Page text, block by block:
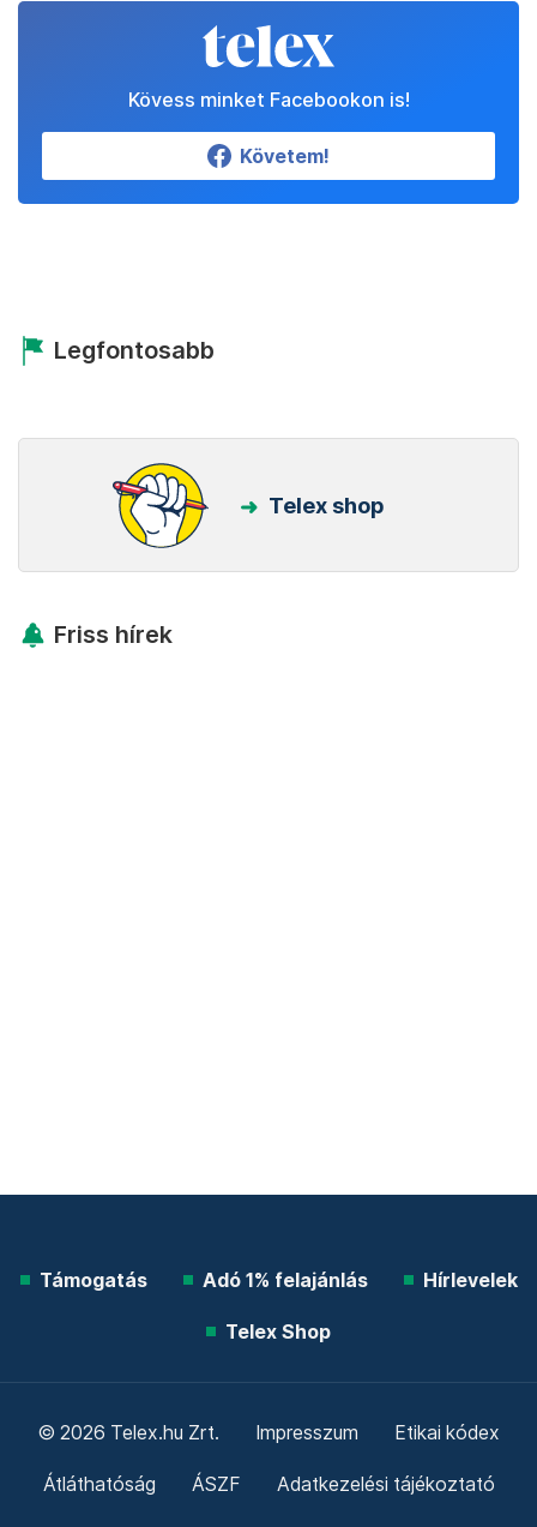
Kövess minket Facebookon is!
Követem!
Legfontosabb
Telex shop
Friss hírek
Támogatás Adó 1% felajánlás Hírlevelek
Telex Shop
© 2026 Telex.hu Zrt. Impresszum Etikai kódex
Átláthatóság ÁSZF Adatkezelési tájékoztató